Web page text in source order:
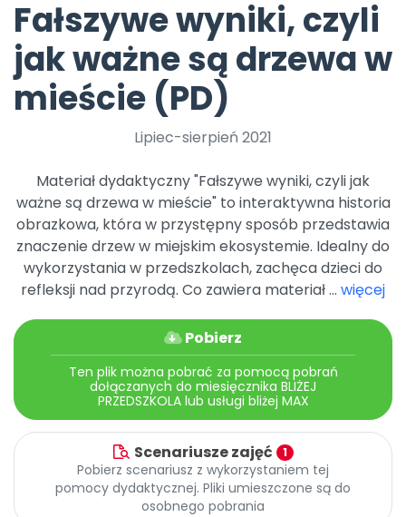
Archiwalne numery
Pomoc
Promocje
Fałszywe wyniki, czyli
jak ważne są drzewa w
mieście (PD)
Lipiec-sierpień 2021
Materiał dydaktyczny "Fałszywe wyniki, czyli jak
ważne są drzewa w mieście" to interaktywna historia
obrazkowa, która w przystępny sposób przedstawia
znaczenie drzew w miejskim ekosystemie. Idealny do
wykorzystania w przedszkolach, zachęca dzieci do
refleksji nad przyrodą. Co zawiera materiał ... więcej
Pobierz
Ten plik można pobrać za pomocą pobrań
dołączanych do miesięcznika BLIŻEJ
PRZEDSZKOLA lub usługi bliżej MAX
Scenariusze zajęć 1
Pobierz scenariusz z wykorzystaniem tej
pomocy dydaktycznej. Pliki umieszczone są do
osobnego pobrania